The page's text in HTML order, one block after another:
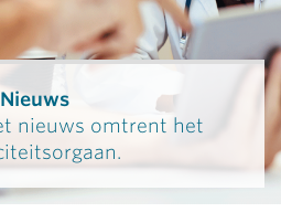
Nieuws
nieuws omtrent het